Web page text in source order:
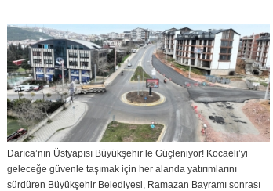
Darıca’nın Üstyapısı Büyükşehir’le Güçleniyor! Kocaeli’yi
geleceğe güvenle taşımak için her alanda yatırımlarını
sürdüren Büyükşehir Belediyesi, Ramazan Bayramı sonrası